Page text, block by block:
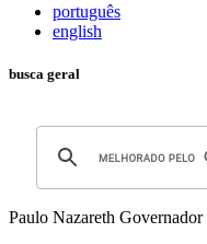
português
english
busca geral
Paulo Nazareth